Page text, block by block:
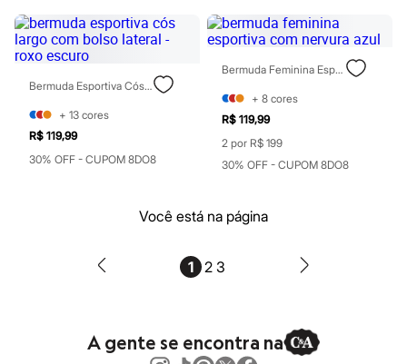
Pantufas
Sandálias
Tênis
Marcas
Beira Rio
Cartago
Grendene
Havaianas
Ipanema
Moleca
Casacos e Jaquetas
Bermuda Esportiva Cós Largo Com Bolso Lateral - Roxo Escuro
+ 13 cores
R$ 119,99
30% OFF - CUPOM 8DO8
Bermuda Feminina Esportiva Com Nervura Azul
+ 8 cores
R$ 119,99
2 por R$ 199
30% OFF - CUPOM 8DO8
Você está na página
1 2 3
A gente se encontra na